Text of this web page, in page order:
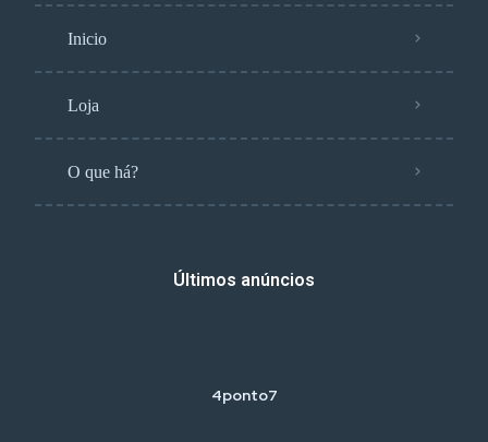
Inicio
Loja
O que há?
Últimos anúncios
4ponto7